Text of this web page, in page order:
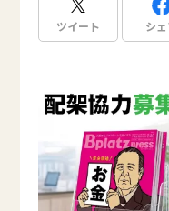
ツイート シ